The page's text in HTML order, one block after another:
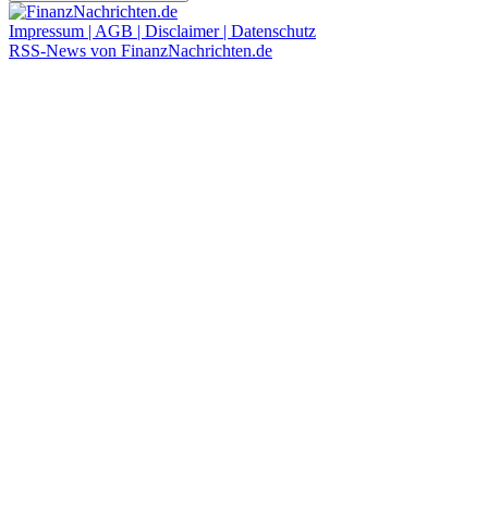
Impressum | AGB | Disclaimer | Datenschutz
RSS-News von FinanzNachrichten.de